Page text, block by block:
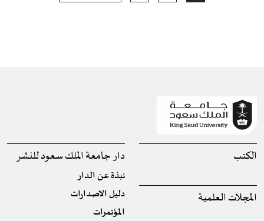
الكتب
المجلات العلمية
دار جامعة الملك سعود للنشر
نبذة عن الدار
دليل الاصدارات
المؤتمرات